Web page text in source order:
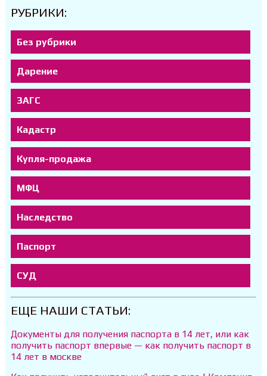
РУБРИКИ:
Без рубрики
Дарение
ЗАГС
Кадастр
Купля-продажа
МФЦ
Наследство
Паспорт
СУД
ЕЩЕ НАШИ СТАТЬИ:
Документы для получения паспорта в 14 лет, или как
получить паспорт впервые — как получить паспорт в
14 лет в москве